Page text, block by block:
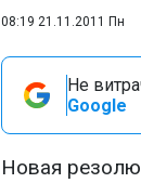
08:19 21.11.2011 Пн
Не
Google
Новая